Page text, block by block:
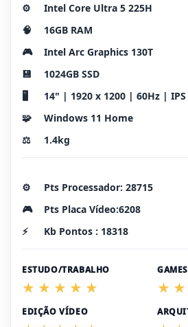
⚙️
Intel Core Ultra 5 225H
🧠
16GB RAM
🎮
Intel Arc Graphics 130T
💾
1024GB SSD
🖥️
14" | 1920 x 1200 | 60Hz |
🧩
Windows 11 Home
⚖️
1.4kg
⚙️
Pts Processador: 28715
🎮
Pts Placa Vídeo:6208
⚡
Kb Pontos : 18318
ESTUDO/TRABALHO GAMES
EDIÇÃO VÍDEO